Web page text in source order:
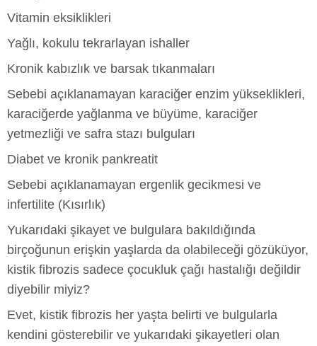
Vitamin eksiklikleri
Yağlı, kokulu tekrarlayan ishaller
Kronik kabızlık ve barsak tıkanmaları
Sebebi açıklanamayan karaciğer enzim yükseklikleri,
karaciğerde yağlanma ve büyüme, karaciğer
yetmezliği ve safra stazı bulguları
Diabet ve kronik pankreatit
Sebebi açıklanamayan ergenlik gecikmesi ve
infertilite (Kısırlık)
Yukarıdaki şikayet ve bulgulara bakıldığında
birçoğunun erişkin yaşlarda da olabileceği gözüküyor,
kistik fibrozis sadece çocukluk çağı hastalığı değildir
diyebilir miyiz?
Evet, kistik fibrozis her yaşta belirti ve bulgularla
kendini gösterebilir ve yukarıdaki şikayetleri olan